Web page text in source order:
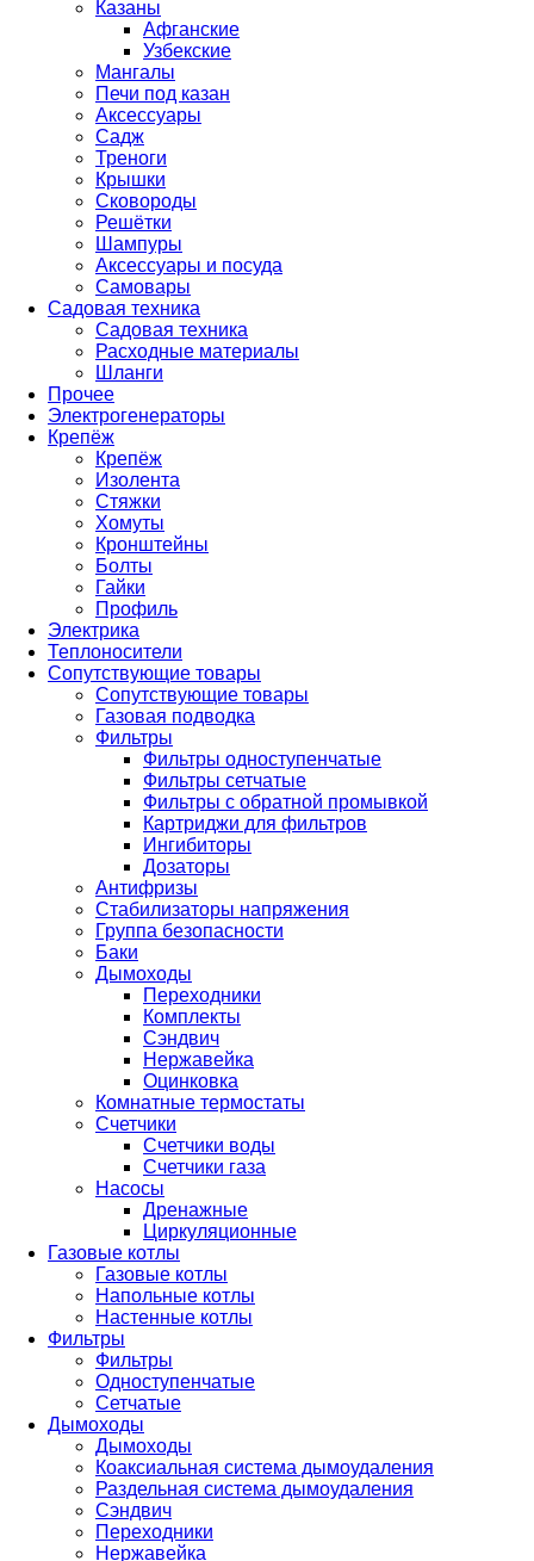
Казаны
Афганские
Узбекские
Мангалы
Печи под казан
Аксессуары
Садж
Треноги
Крышки
Сковороды
Решётки
Шампуры
Аксессуары и посуда
Самовары
Садовая техника
Садовая техника
Расходные материалы
Шланги
Прочее
Электрогенераторы
Крепёж
Крепёж
Изолента
Стяжки
Хомуты
Кронштейны
Болты
Гайки
Профиль
Электрика
Теплоносители
Сопутствующие товары
Сопутствующие товары
Газовая подводка
Фильтры
Фильтры одноступенчатые
Фильтры сетчатые
Фильтры с обратной промывкой
Картриджи для фильтров
Ингибиторы
Дозаторы
Антифризы
Стабилизаторы напряжения
Группа безопасности
Баки
Дымоходы
Переходники
Комплекты
Сэндвич
Нержавейка
Оцинковка
Комнатные термостаты
Счетчики
Счетчики воды
Счетчики газа
Насосы
Дренажные
Циркуляционные
Газовые котлы
Газовые котлы
Напольные котлы
Настенные котлы
Фильтры
Фильтры
Одноступенчатые
Сетчатые
Дымоходы
Дымоходы
Коаксиальная система дымоудаления
Раздельная система дымоудаления
Сэндвич
Переходники
Нержавейка